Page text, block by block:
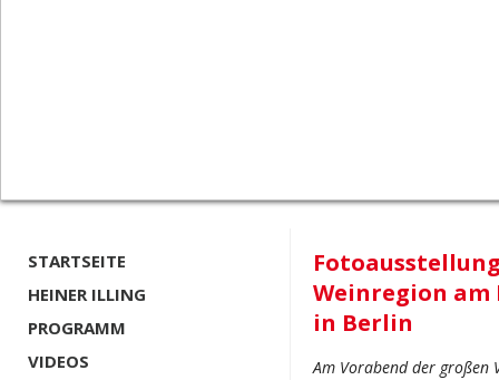
STARTSEITE
HEINER ILLING
PROGRAMM
VIDEOS
Weinregion am
in Berlin
Am Vorabend der großen